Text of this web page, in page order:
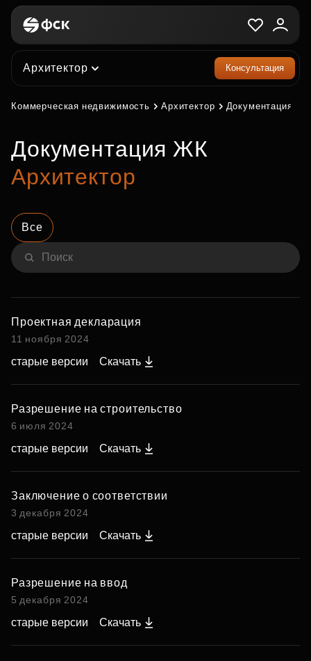
Архитектор Консультация
Коммерческая недвижимость Архитектор Документация
Документация ЖК
Архитектор
Все
Проектная декларация
11 ноября 2024
старые версии Скачать
Разрешение на строительство
6 июля 2024
старые версии Скачать
Заключение о соответствии
3 декабря 2024
старые версии Скачать
Разрешение на ввод
5 декабря 2024
старые версии Скачать